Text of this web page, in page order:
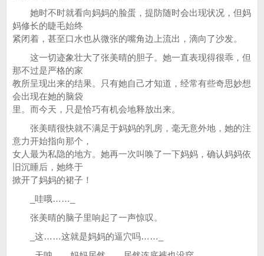
她时不时就看向妈妈的脸蛋，提防随时会出现状况，但妈
妈修长的睫毛始终
紧闭着，甚至口水也从微张的嘴角边上流出，滴向了沙发。
这一切迹象壮大了张美晴的胆子。她一直表现得很乖，但
那不过是严格的家
教所呈现出来的结果。只有她自己才知道，经常有些奇思妙想
会出现在她的脑袋
里。而今天，只是恰巧有机会地释放出来。
张美晴很快就不满足于妈妈的乳房，毫无意外地，她的注
意力开始指向那个，
女人最为私隐的地方。她再一次叫唤了一下妈妈，确认妈妈依
旧沉睡后，她终于
掀开了妈妈的裙子！
_哇哦……_
张美晴的脑子里响起了一声惊叹。
_这……这就是妈妈的逼穴吗……_